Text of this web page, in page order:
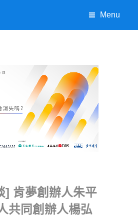
Menu
] 肯夢創辦人朱平
共同創辦人楊弘